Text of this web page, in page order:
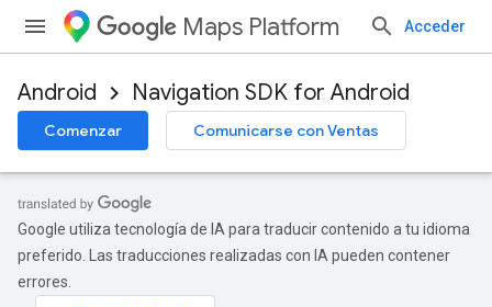
Maps Platform Acceder
Android Navigation SDK for Android
Comenzar Comunicarse con Ventas
Google utiliza tecnología de IA para traducir contenido a tu idioma
preferido. Las traducciones realizadas con IA pueden contener
errores.